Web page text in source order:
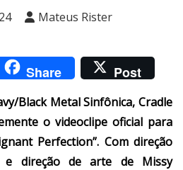
Mateus Rister
Share Post
Black Metal Sinfônica, Cradle
o videoclipe oficial para
Perfection”. Com direção
e direção de arte de Missy